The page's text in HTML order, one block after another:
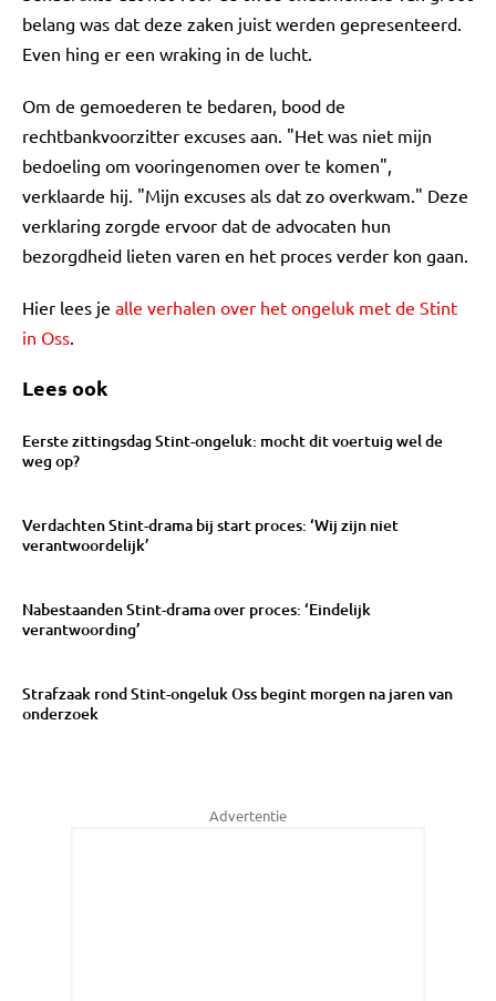
belang was dat deze zaken juist werden gepresenteerd.
Even hing er een wraking in de lucht.
Om de gemoederen te bedaren, bood de
rechtbankvoorzitter excuses aan. "Het was niet mijn
bedoeling om vooringenomen over te komen",
verklaarde hij. "Mijn excuses als dat zo overkwam." Deze
verklaring zorgde ervoor dat de advocaten hun
bezorgdheid lieten varen en het proces verder kon gaan.
Hier lees je alle verhalen over het ongeluk met de Stint
in Oss.
Lees ook
Eerste zittingsdag Stint-ongeluk: mocht dit voertuig wel de
weg op?
Verdachten Stint-drama bij start proces: ‘Wij zijn niet
verantwoordelijk’
Nabestaanden Stint-drama over proces: ‘Eindelijk
verantwoording’
Strafzaak rond Stint-ongeluk Oss begint morgen na jaren van
onderzoek
Advertentie